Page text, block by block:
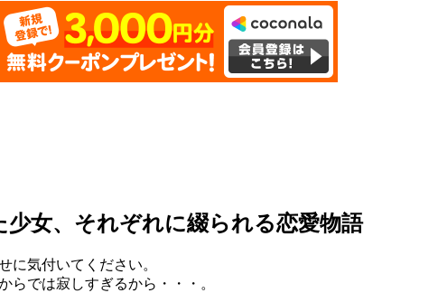
女、それぞれに綴られる恋愛物語
気付いてください。
らでは寂しすぎるから・・・。